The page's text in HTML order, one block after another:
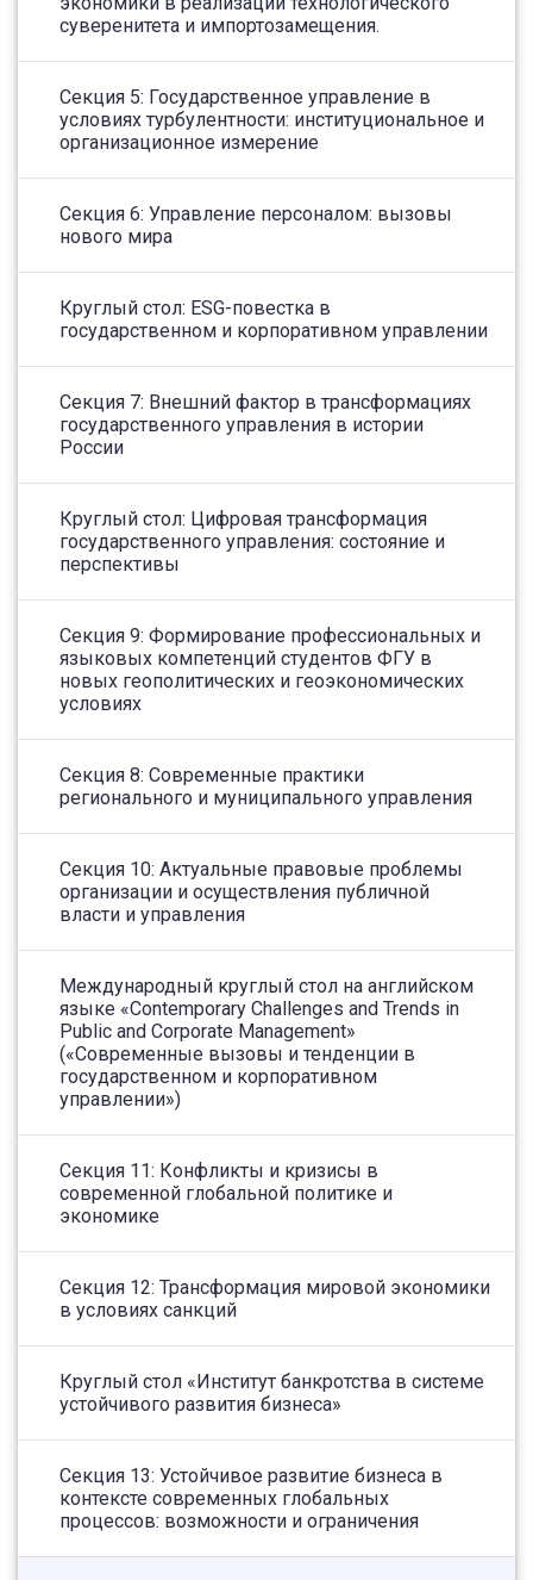
суверенитета и импортозамещения.
Секция 5: Государственное управление в
условиях турбулентности: институциональное и
организационное измерение
Секция 6: Управление персоналом: вызовы
нового мира
Круглый стол: ESG-повестка в
государственном и корпоративном управлении
Секция 7: Внешний фактор в трансформациях
государственного управления в истории
России
Круглый стол: Цифровая трансформация
государственного управления: состояние и
перспективы
Секция 9: Формирование профессиональных и
языковых компетенций студентов ФГУ в
новых геополитических и геоэкономических
условиях
Секция 8: Современные практики
регионального и муниципального управления
Секция 10: Актуальные правовые проблемы
организации и осуществления публичной
власти и управления
Международный круглый стол на английском
языке «Contemporary Challenges and Trends in
Public and Corporate Management»
(«Современные вызовы и тенденции в
государственном и корпоративном
управлении»)
Секция 11: Конфликты и кризисы в
современной глобальной политике и
экономике
Секция 12: Трансформация мировой экономики
в условиях санкций
Круглый стол «Институт банкротства в системе
устойчивого развития бизнеса»
Секция 13: Устойчивое развитие бизнеса в
контексте современных глобальных
процессов: возможности и ограничения